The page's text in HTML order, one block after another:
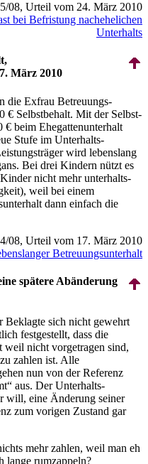
08, Urteil vom 24. März 2010
bei Befristung nachehelichen
Unterhalts
März 2010
die Exfrau Betreuungs­
€ Selbstbehalt. Mit der Selbst­
€ beim Ehe­gatten­unterhalt
Stufe im Unter­halts­
wird lebenslang
Bei drei Kindern nützt es
nicht mehr unter­halts­
weil bei einem
dann einfach die
08, Urteil vom 17. März 2010
Betreuungs­unterhalt
spätere Abänderung
Beklagte sich nicht gewehrt
festgestellt, dass die
weil nicht vorgetragen sind,
zahlen ist. Alle
nun von der Referenz
aus. Der Unter­halts­
will, eine Änderung seiner
zum vorigen Zustand gar
mehr zahlen, weil man eh
lange rumzappeln?